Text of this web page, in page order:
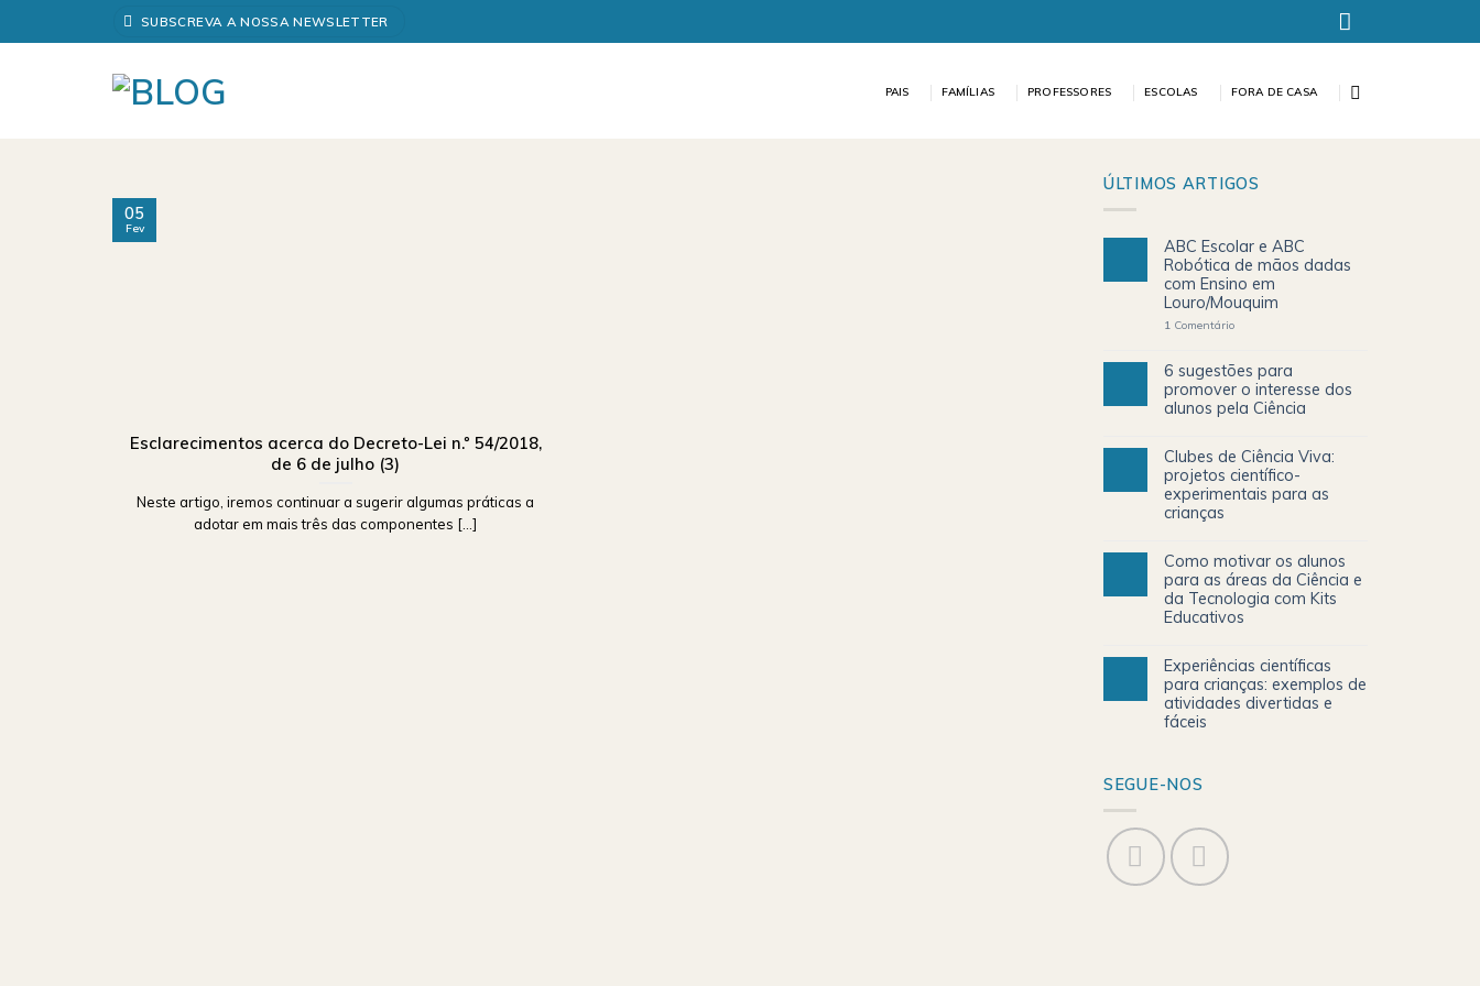
SUBSCREVA A NOSSA NEWSLETTER
PAIS FAMÍLIAS PROFESSORES ESCOLAS FORA DE CASA
Esclarecimentos acerca do Decreto-Lei n.º 54/2018,
de 6 de julho (3)
Neste artigo, iremos continuar a sugerir algumas práticas a
adotar em mais três das componentes [...]
05
Fev
ÚLTIMOS ARTIGOS
ABC Escolar e ABC
Robótica de mãos dadas
com Ensino em
Louro/Mouquim
1 Comentário
6 sugestões para
promover o interesse dos
alunos pela Ciência
Clubes de Ciência Viva:
projetos científico-
experimentais para as
crianças
Como motivar os alunos
para as áreas da Ciência e
da Tecnologia com Kits
Educativos
Experiências científicas
para crianças: exemplos de
atividades divertidas e
fáceis
SEGUE-NOS